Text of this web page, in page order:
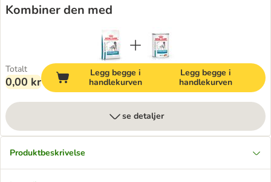
Kombiner den med
Totalt
0,00 kr
Legg begge i
handlekurven
Legg begge i
handlekurven
se detaljer
Produktbeskrivelse